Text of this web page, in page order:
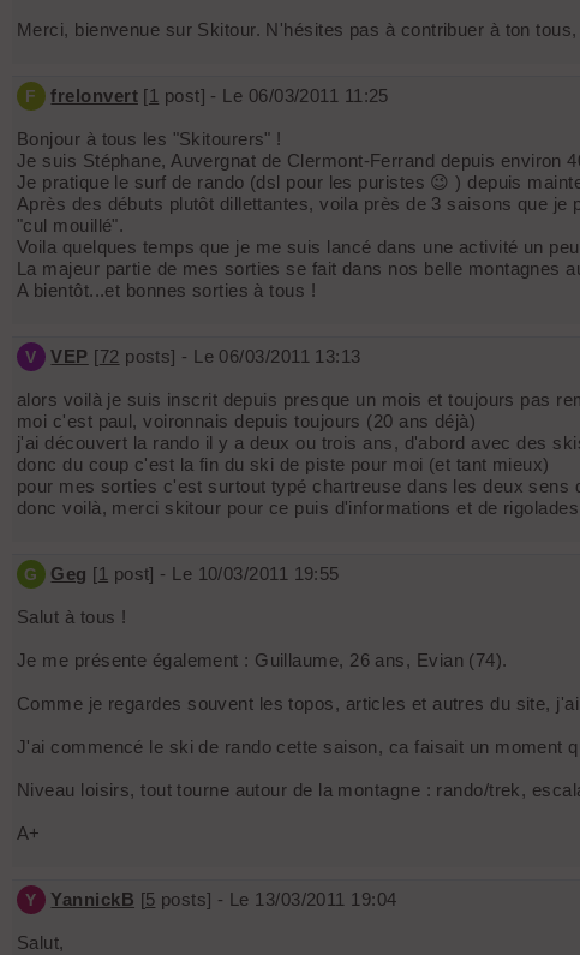
Merci, bienvenue sur Skitour. N'hésites pas à contribuer à ton
F frelonvert[1 post] - Le 06/03/2011 11:25
Bonjour à tous les "Skitourers" !
Je suis Stéphane, Auvergnat de Clermont-Ferrand depuis environ
Je pratique le surf de rando (dsl pour les puristes 😉 ) depuis
Après des débuts plutôt dillettantes, voila près de 3 saisons que
"cul mouillé".
Voila quelques temps que je me suis lancé dans une activité un
La majeur partie de mes sorties se fait dans nos belle montagnes
A bientôt...et bonnes sorties à tous !
V VEP [72 posts] - Le 06/03/2011 13:13
alors voilà je suis inscrit depuis presque un mois et toujours pas
moi c'est paul, voironnais depuis toujours (20 ans déjà)
j'ai découvert la rando il y a deux ou trois ans, d'abord avec des
donc du coup c'est la fin du ski de piste pour moi (et tant mieux)
pour mes sorties c'est surtout typé chartreuse dans les deux
donc voilà, merci skitour pour ce puis d'informations et de
G Geg [1 post] - Le 10/03/2011 19:55
Salut à tous !
Je me présente également : Guillaume, 26 ans, Evian (74).
Comme je regardes souvent les topos, articles et autres du site,
J'ai commencé le ski de rando cette saison, ca faisait un moment
Niveau loisirs, tout tourne autour de la montagne : rando/trek,
A+
Y YannickB [5 posts] - Le 13/03/2011 19:04
Salut,